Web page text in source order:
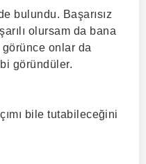
bulundu. Başarısız
olursam da bana
onlar da
göründüler.
bile tutabileceğini